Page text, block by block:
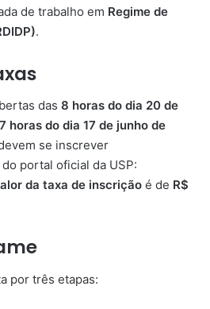
de trabalho em Regime de
.
das 8 horas do dia 20 de
horas do dia 17 de junho de
se inscrever
portal oficial da USP:
da taxa de inscrição é de R$
por três etapas: